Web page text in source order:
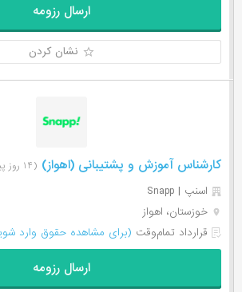
ارسال رزومه
نشان کردن
کارشناس آموزش و پشتیبانی (اهواز) (۱۴ روز پیش)
اسنپ | Snapp
خوزستان، اهواز
قرارداد تمام‌وقت (برای مشاهده حقوق وارد
ارسال رزومه